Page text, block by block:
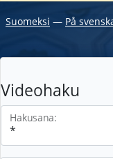
Suomeksi ― På
Videohaku
Hakusana: